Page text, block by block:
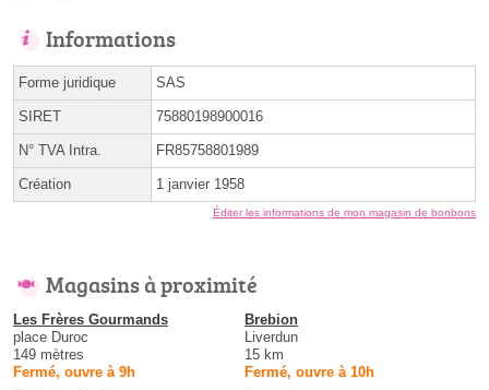
Informations
Forme juridique SAS
SIRET 75880198900016
N° TVA Intra. FR85758801989
Création 1 janvier 1958
Éditer les informations de mon magasin de bonbons
Magasins à proximité
Les Frères Gourmands
place Duroc
149 mètres
Fermé, ouvre à 9h
Brebion
Liverdun
15 km
Fermé, ouvre à 10h